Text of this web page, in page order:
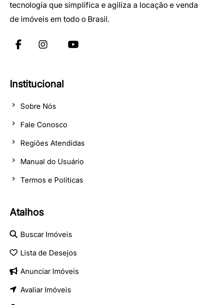
tecnologia que simplifica e agiliza a locação e venda
de imóveis em todo o Brasil.
Institucional
Sobre Nós
Fale Conosco
Regiões Atendidas
Manual do Usuário
Termos e Políticas
Atalhos
Buscar Imóveis
Lista de Desejos
Anunciar Imóveis
Avaliar Imóveis